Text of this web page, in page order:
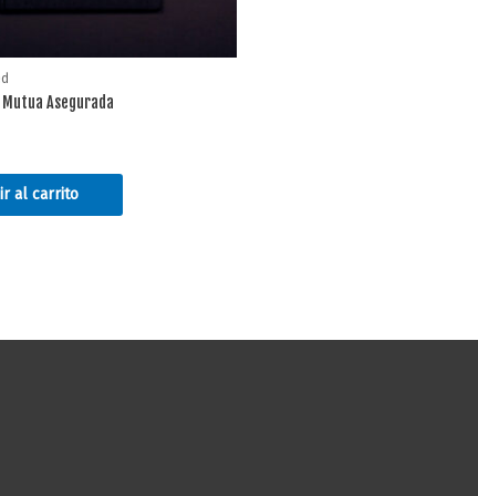
Asegurada
al carrito